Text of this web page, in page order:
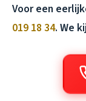
Voor een
019 18 34. We